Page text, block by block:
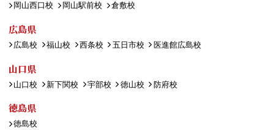
岡山西口校 岡山駅前校 倉敷校
広島県
広島校 福山校 西条校 五日市校 医進館広島校
山口県
山口校 新下関校 宇部校 徳山校 防府校
徳島県
徳島校